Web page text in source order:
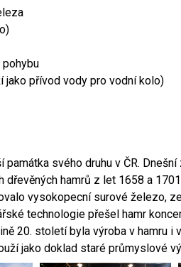
jako přívod vody pro vodní kolo)
svého druhu v ČR.
hamrů z let 1658 a
vysokopecní surové železo,
technologie přešel hamr
20. století byla výroba v hamru i
jako doklad staré průmyslové